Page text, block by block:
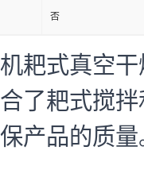
否
耙式真空
了耙式搅
产品的质